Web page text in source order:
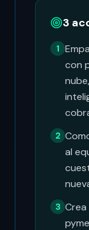
3
1
con
2
al
3